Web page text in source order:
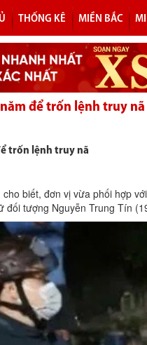
THỐNG KÊ MIỀN BẮC
để trốn lệnh truy nã
trốn lệnh truy nã
cho biết, đơn vị vừa phối hợp
tượng Nguyễn Trung Tín